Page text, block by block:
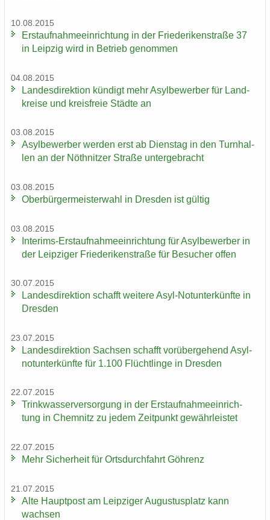
10.08.2015
Erst­auf­nah­me­ein­rich­tung in der Frie­de­ri­ken­stra­ße 37
in Leip­zig wird in Be­trieb ge­nom­men
04.08.2015
Lan­des­di­rek­ti­on kün­digt mehr Asyl­be­wer­ber für Land­
krei­se und kreis­freie Städ­te an
03.08.2015
Asyl­be­wer­ber wer­den erst ab Diens­tag in den Turn­hal­
len an der Nö­th­nit­zer Stra­ße un­ter­ge­bracht
03.08.2015
Ober­bür­ger­meis­ter­wahl in Dres­den ist gül­tig
03.08.2015
Interims-​Erstaufnahmeeinrichtung für Asyl­be­wer­ber in
der Leip­zi­ger Frie­de­ri­ken­stra­ße für Be­su­cher offen
30.07.2015
Lan­des­di­rek­ti­on schafft wei­te­re Asyl-​Notunterkünfte in
Dres­den
23.07.2015
Lan­des­di­rek­ti­on Sach­sen schafft vor­über­ge­hend Asyl­
not­un­ter­künf­te für 1.100 Flücht­lin­ge in Dres­den
22.07.2015
Trink­was­ser­ver­sor­gung in der Erst­auf­nah­me­ein­rich­
tung in Chem­nitz zu jedem Zeit­punkt ge­währ­leis­tet
22.07.2015
Mehr Si­cher­heit für Orts­durch­fahrt Göh­renz
21.07.2015
Alte Haupt­post am Leip­zi­ger Au­gus­tus­platz kann
wach­sen